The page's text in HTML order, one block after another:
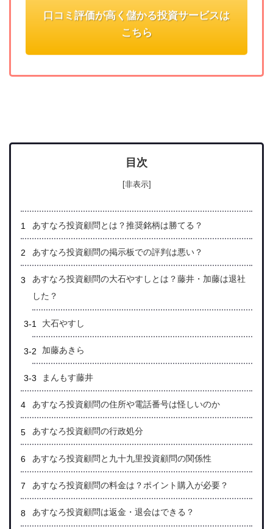
口コミ評価が高く儲かる投資サービスは
こちら
目次
[非表示]
あすなろ投資顧問とは？推奨銘柄は勝てる？
あすなろ投資顧問の掲示板での評判は悪い？
あすなろ投資顧問の大石やすしとは？藤井・加藤は退社
した？
大石やすし
加藤あきら
まんもす藤井
あすなろ投資顧問の住所や電話番号は怪しいのか
あすなろ投資顧問の行政処分
あすなろ投資顧問と九十九里投資顧問の関係性
あすなろ投資顧問の料金は？ポイント購入が必要？
あすなろ投資顧問は返金・退会はできる？